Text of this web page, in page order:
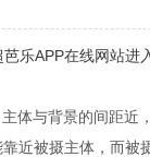
芭乐APP在线网站进
与背景的间距近
摄主体，而被摄